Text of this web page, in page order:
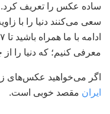
ساده عکس را تعریف کرد.
سعی می‌کنند دنیا را با
معرفی کنیم؛ که دنیا را از
اگر می‌خواهید عکس‌های
ایران مقصد خوبی است.